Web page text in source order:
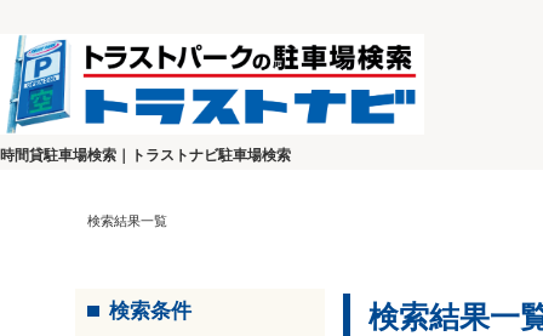
時間貸駐車場検索｜トラストナビ駐車場検索
検索結果一覧
検索条件 検索結果一